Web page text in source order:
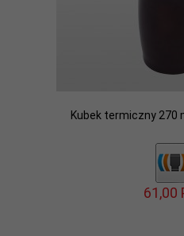
Kubek termiczny 270
61,00